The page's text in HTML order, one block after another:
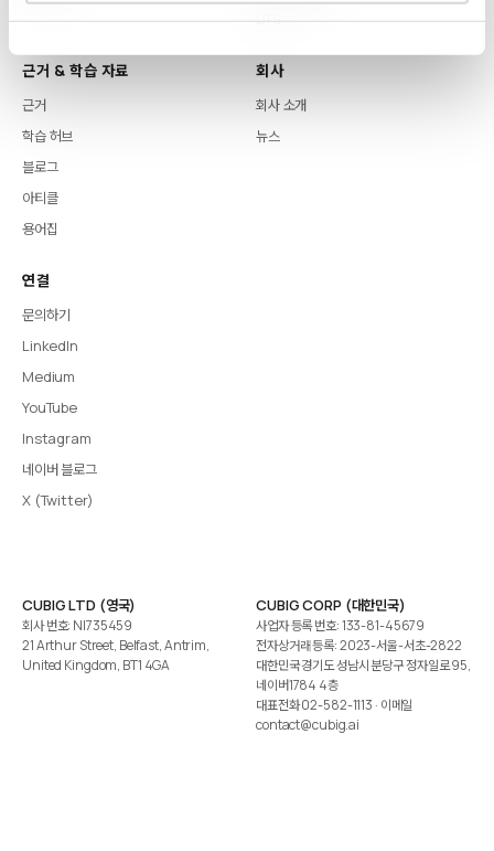
DTS
근거 & 학습 자료
근거
학습 허브
블로그
아티클
용어집
회사
회사 소개
뉴스
연결
문의하기
LinkedIn
Medium
YouTube
Instagram
네이버 블로그
X (Twitter)
CUBIG LTD (영국)
회사 번호: NI735459
21 Arthur Street, Belfast, Antrim,
United Kingdom, BT1 4GA
CUBIG CORP (대한민국)
사업자 등록 번호: 133-81-45679
전자상거래 등록: 2023-서울-서초-2822
대한민국 경기도 성남시 분당구 정자일로 95,
네이버1784 4층
대표전화02-582-1113 · 이메일
contact@cubig.ai